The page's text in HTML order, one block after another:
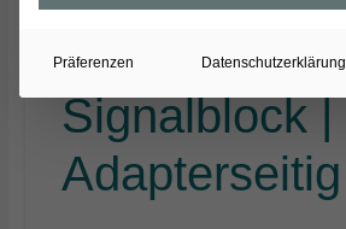
Signalblock |
Adapterseitig
Präferenzen Datenschutzerklärung